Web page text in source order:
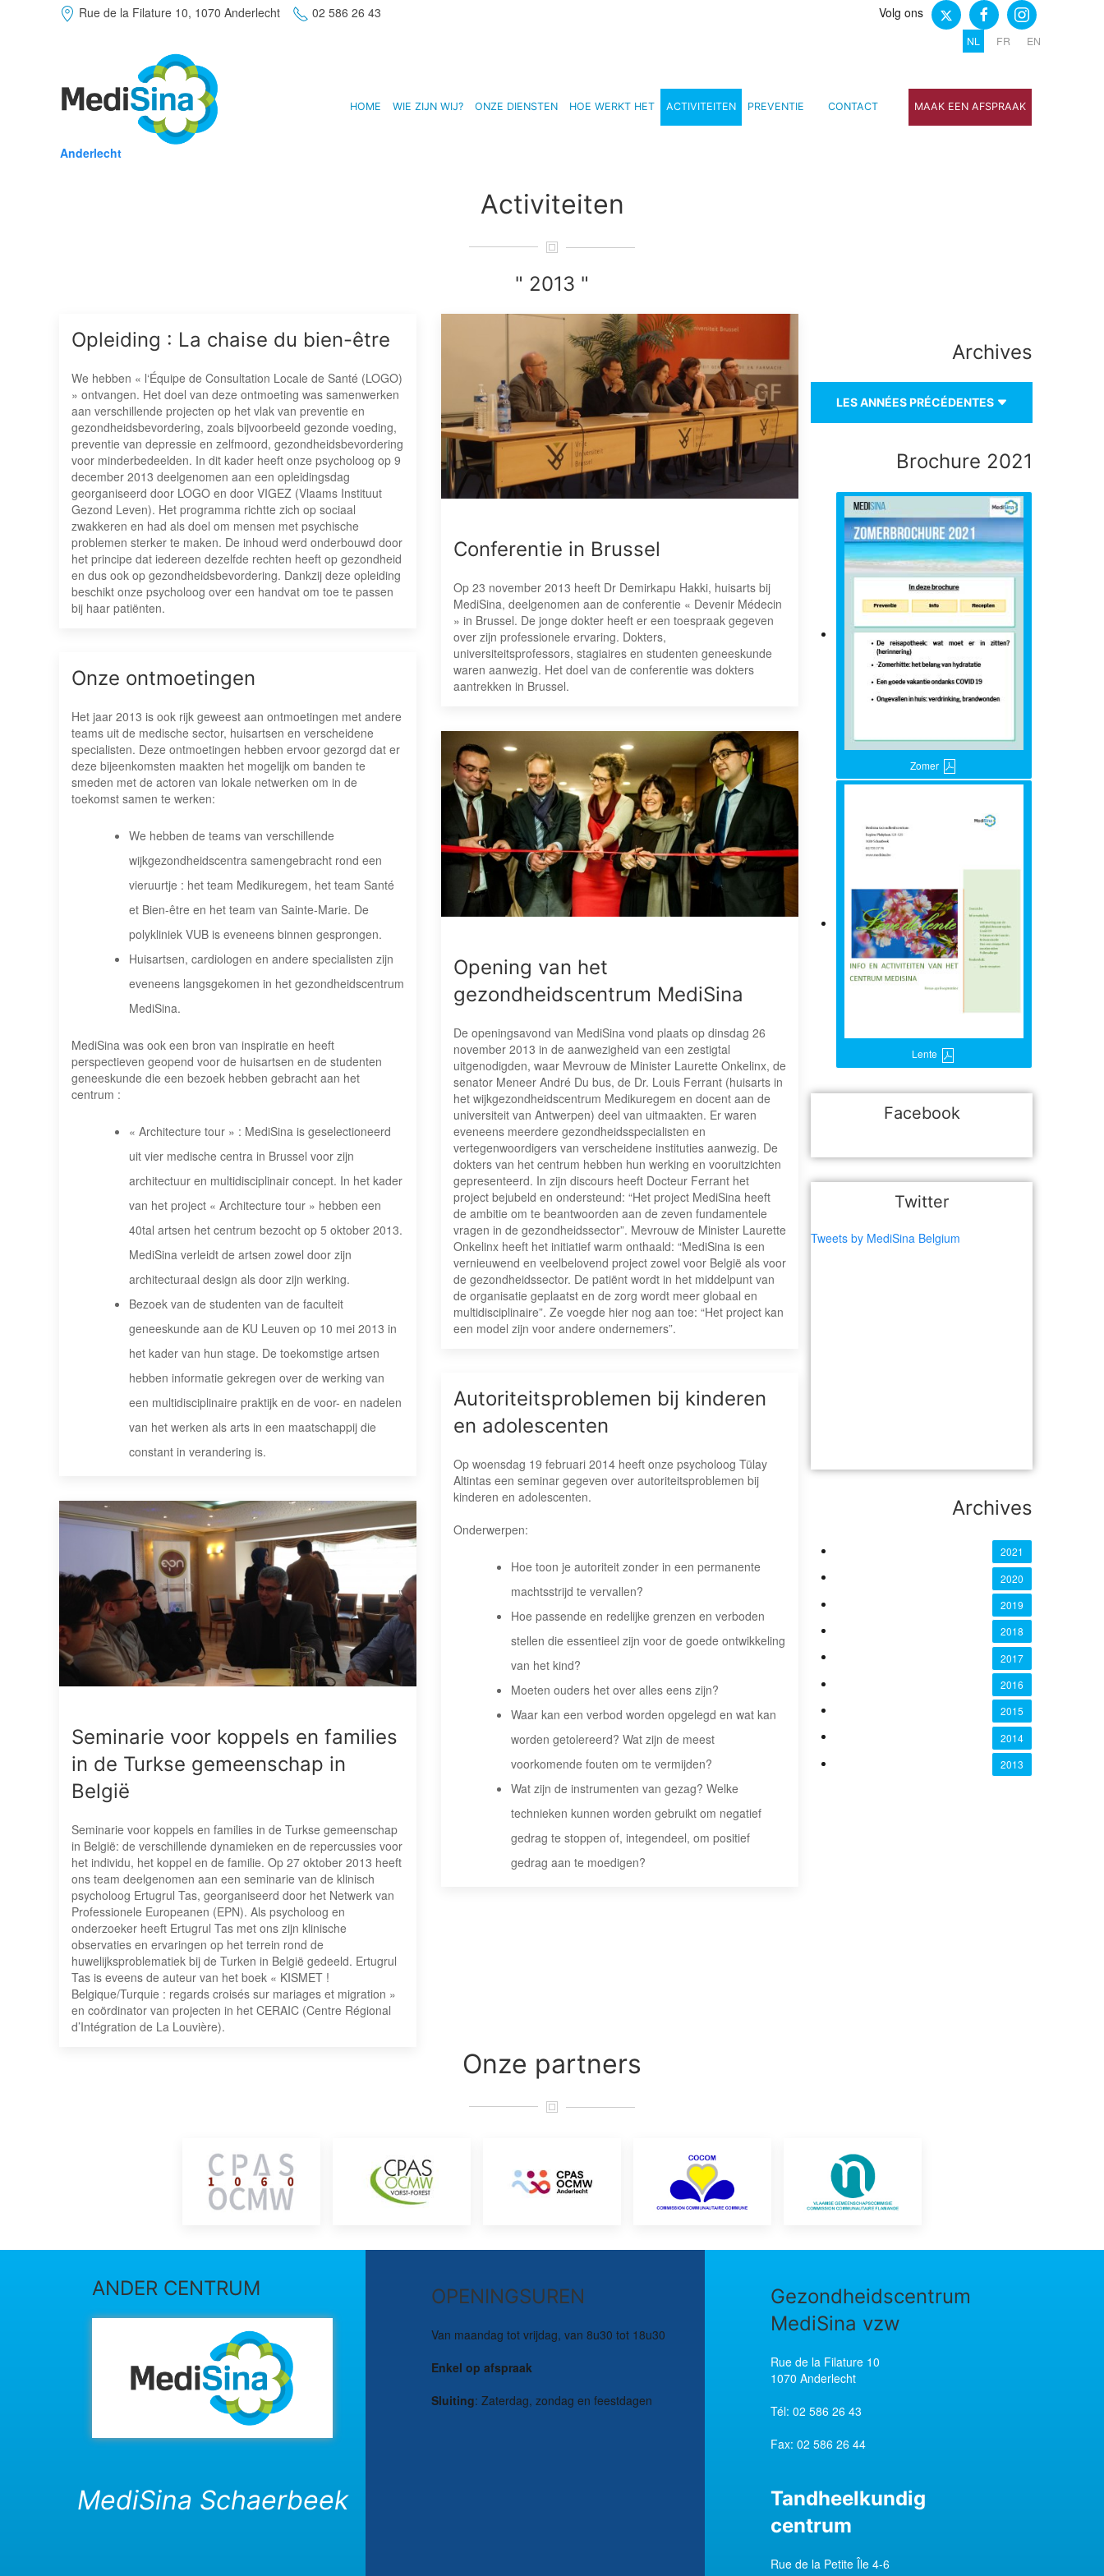
Rue de la Filature 10, 1070 Anderlecht 02 586 26 43 Volg ons
NL FR EN
Anderlecht
HOME WIE ZIJN WIJ? ONZE DIENSTEN HOE WERKT HET ACTIVITEITEN PREVENTIE CONTACT MAAK EEN AFSPRAAK
Activiteiten
" 2013 "
Opleiding : La chaise du bien-être
We hebben « l‘Équipe de Consultation Locale de Santé (LOGO)
» ontvangen. Het doel van deze ontmoeting was samenwerken
aan verschillende projecten op het vlak van preventie en
gezondheidsbevordering, zoals bijvoorbeeld gezonde voeding,
preventie van depressie en zelfmoord, gezondheidsbevordering
voor minderbedeelden. In dit kader heeft onze psycholoog op 9
december 2013 deelgenomen aan een opleidingsdag
georganiseerd door LOGO en door VIGEZ (Vlaams Instituut
Gezond Leven). Het programma richtte zich op sociaal
zwakkeren en had als doel om mensen met psychische
problemen sterker te maken. De inhoud werd onderbouwd door
het principe dat iedereen dezelfde rechten heeft op gezondheid
en dus ook op gezondheidsbevordering. Dankzij deze opleiding
beschikt onze psycholoog over een handvat om toe te passen
bij haar patiënten.
Conferentie in Brussel
Op 23 november 2013 heeft Dr Demirkapu Hakki, huisarts bij
MediSina, deelgenomen aan de conferentie « Devenir Médecin
» in Brussel. De jonge dokter heeft er een toespraak gegeven
over zijn professionele ervaring. Dokters,
universiteitsprofessors, stagiaires en studenten geneeskunde
waren aanwezig. Het doel van de conferentie was dokters
aantrekken in Brussel.
Onze ontmoetingen
Het jaar 2013 is ook rijk geweest aan ontmoetingen met andere
teams uit de medische sector, huisartsen en verscheidene
specialisten. Deze ontmoetingen hebben ervoor gezorgd dat er
deze bijeenkomsten maakten het mogelijk om banden te
smeden met de actoren van lokale netwerken om in de
toekomst samen te werken:
We hebben de teams van verschillende
wijkgezondheidscentra samengebracht rond een
vieruurtje : het team Medikuregem, het team Santé
et Bien-être en het team van Sainte-Marie. De
polykliniek VUB is eveneens binnen gesprongen.
Huisartsen, cardiologen en andere specialisten zijn
eveneens langsgekomen in het gezondheidscentrum
MediSina.
MediSina was ook een bron van inspiratie en heeft
perspectieven geopend voor de huisartsen en de studenten
geneeskunde die een bezoek hebben gebracht aan het
centrum :
« Architecture tour » : MediSina is geselectioneerd
uit vier medische centra in Brussel voor zijn
architectuur en multidisciplinair concept. In het kader
van het project « Architecture tour » hebben een
40tal artsen het centrum bezocht op 5 oktober 2013.
MediSina verleidt de artsen zowel door zijn
architecturaal design als door zijn werking.
Bezoek van de studenten van de faculteit
geneeskunde aan de KU Leuven op 10 mei 2013 in
het kader van hun stage. De toekomstige artsen
hebben informatie gekregen over de werking van
een multidisciplinaire praktijk en de voor- en nadelen
van het werken als arts in een maatschappij die
constant in verandering is.
Opening van het
gezondheidscentrum MediSina
De openingsavond van MediSina vond plaats op dinsdag 26
november 2013 in de aanwezigheid van een zestigtal
uitgenodigden, waar Mevrouw de Minister Laurette Onkelinx, de
senator Meneer André Du bus, de Dr. Louis Ferrant (huisarts in
het wijkgezondheidscentrum Medikuregem en docent aan de
universiteit van Antwerpen) deel van uitmaakten. Er waren
eveneens meerdere gezondheidsspecialisten en
vertegenwoordigers van verscheidene instituties aanwezig. De
dokters van het centrum hebben hun werking en vooruitzichten
gepresenteerd. In zijn discours heeft Docteur Ferrant het
project bejubeld en ondersteund: “Het project MediSina heeft
de ambitie om te beantwoorden aan de zeven fundamentele
vragen in de gezondheidssector”. Mevrouw de Minister Laurette
Onkelinx heeft het initiatief warm onthaald: “MediSina is een
vernieuwend en veelbelovend project zowel voor België als voor
de gezondheidssector. De patiënt wordt in het middelpunt van
de organisatie geplaatst en de zorg wordt meer globaal en
multidisciplinaire”. Ze voegde hier nog aan toe: “Het project kan
een model zijn voor andere ondernemers”.
Seminarie voor koppels en families
in de Turkse gemeenschap in
België
Seminarie voor koppels en families in de Turkse gemeenschap
in België: de verschillende dynamieken en de repercussies voor
het individu, het koppel en de familie. Op 27 oktober 2013 heeft
ons team deelgenomen aan een seminarie van de klinisch
psycholoog Ertugrul Tas, georganiseerd door het Netwerk van
Professionele Europeanen (EPN). Als psycholoog en
onderzoeker heeft Ertugrul Tas met ons zijn klinische
observaties en ervaringen op het terrein rond de
huwelijksproblematiek bij de Turken in België gedeeld. Ertugrul
Tas is eveens de auteur van het boek « KISMET !
Belgique/Turquie : regards croisés sur mariages et migration »
en coördinator van projecten in het CERAIC (Centre Régional
d’Intégration de La Louvière).
Autoriteitsproblemen bij kinderen
en adolescenten
Op woensdag 19 februari 2014 heeft onze psycholoog Tülay
Altintas een seminar gegeven over autoriteitsproblemen bij
kinderen en adolescenten.
Onderwerpen:
Hoe toon je autoriteit zonder in een permanente
machtsstrijd te vervallen?
Hoe passende en redelijke grenzen en verboden
stellen die essentieel zijn voor de goede ontwikkeling
van het kind?
Moeten ouders het over alles eens zijn?
Waar kan een verbod worden opgelegd en wat kan
worden getolereerd? Wat zijn de meest
voorkomende fouten om te vermijden?
Wat zijn de instrumenten van gezag? Welke
technieken kunnen worden gebruikt om negatief
gedrag te stoppen of, integendeel, om positief
gedrag aan te moedigen?
Archives
LES ANNÉES PRÉCÉDENTES
Brochure 2021
Zomer
Lente
Facebook
Twitter
Tweets by MediSina Belgium
Archives
2021
2020
2019
2018
2017
2016
2015
2014
2013
Onze partners
ANDER CENTRUM
MediSina Schaerbeek
OPENINGSUREN
Van maandag tot vrijdag, van 8u30 tot 18u30
Enkel op afspraak
Sluiting: Zaterdag, zondag en feestdagen
Gezondheidscentrum
MediSina vzw
Rue de la Filature 10
1070 Anderlecht
Tél:02 586 26 43
Fax:02 586 26 44
Tandheelkundig
centrum
Rue de la Petite Île 4-6